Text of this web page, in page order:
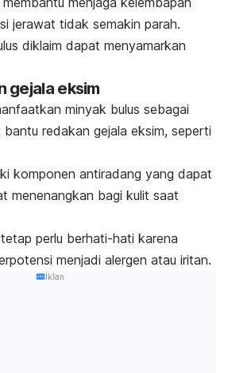
jerawat tidak semakin parah.
diklaim dapat menyamarkan
gejala eksim
minyak bulus sebagai
bantu redakan gejala eksim, seperti
komponen antiradang yang dapat
menenangkan bagi kulit saat
perlu berhati-hati karena
menjadi alergen atau iritan.
Iklan